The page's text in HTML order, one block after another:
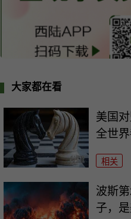
大家都在看
美国
全世
相关
波斯
子，是